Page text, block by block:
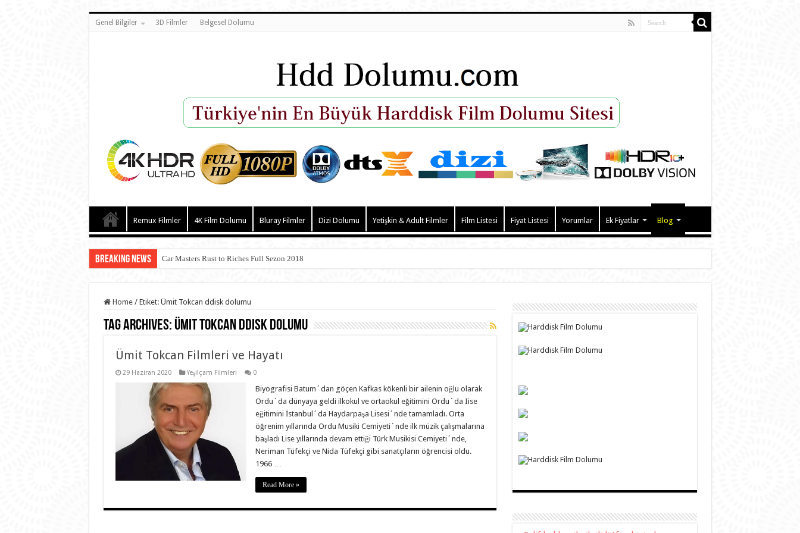
Genel Bilgiler 3D Filmler Belgesel Dolumu
Remux Filmler 4K Film Dolumu Bluray Filmler Dizi Dolumu Yetişkin & Adult Filmler Film Listesi Fiyat Listesi Yorumlar Ek Fiyatlar Blog
Breaking News Car Masters Rust to Riches Full Sezon 2018
Home / Etiket: Ümit Tokcan ddisk dolumu
Tag Archives: Ümit Tokcan ddisk dolumu
Ümit Tokcan Filmleri ve Hayatı
29 Haziran 2020 Yeşilçam Filmleri 0
Biyografisi Batum´dan göçen Kafkas kökenli bir ailenin oğlu olarak
Ordu´da dünyaya geldi ilkokul ve ortaokul eğitimini Ordu´da Iise
eğitimini İstanbul´da Haydarpaşa Lisesi´nde tamamladı. Orta
öğrenim yıllarında Ordu Musiki Cemiyeti´nde ilk müzik çalışmalarına
başladı Lise yıllarında devam ettiği Türk Musikisi Cemiyeti´nde,
Neriman Tüfekçi ve Nida Tüfekçi gibi sanatçıların öğrencisi oldu.
1966 …
Read More »